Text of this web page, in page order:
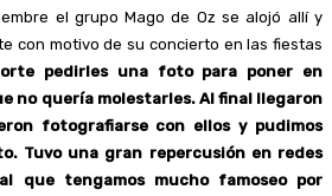
el grupo Mago de Oz se alojó allí y
con motivo de su concierto en las fiestas
pedirles una foto para poner en
no quería molestarles. Al final llegaron
fotografiarse con ellos y pudimos
Tuvo una gran repercusión en redes
que tengamos mucho famoseo por